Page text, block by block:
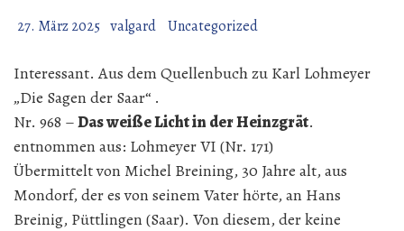
27. März 2025 valgard Uncategorized
Interessant. Aus dem Quellenbuch zu Karl Lohmeyer
„Die Sagen der Saar“ .
Nr. 968 –Das weiße Licht in der Heinzgrät.
entnommen aus: Lohmeyer VI (Nr. 171)
Übermittelt von Michel Breining, 30 Jahre alt, aus
Mondorf, der es von seinem Vater hörte, an Hans
Breinig, Püttlingen (Saar). Von diesem, der keine